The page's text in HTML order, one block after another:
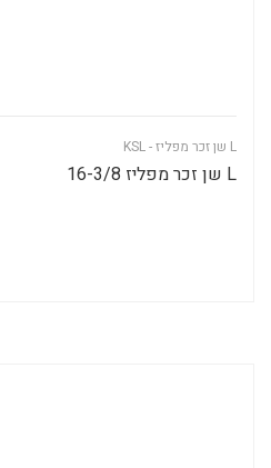
L שן זכר מפליז - KSL
L שן זכר מפליז 16-3/8